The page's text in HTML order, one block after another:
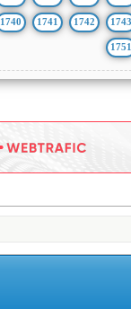
1740 1741 1742 1743
1751